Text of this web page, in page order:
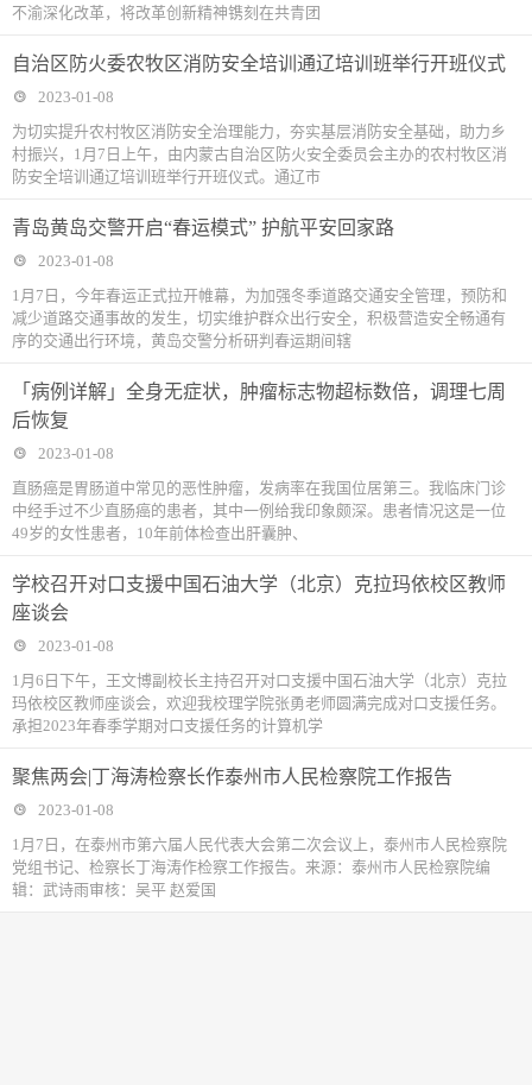
不渝深化改革，将改革创新精神镌刻在共青团
自治区防火委农牧区消防安全培训通辽培训班举行开班仪式
2023-01-08
为切实提升农村牧区消防安全治理能力，夯实基层消防安全基础，助力乡
村振兴，1月7日上午，由内蒙古自治区防火安全委员会主办的农村牧区消
防安全培训通辽培训班举行开班仪式。通辽市
青岛黄岛交警开启“春运模式” 护航平安回家路
2023-01-08
1月7日，今年春运正式拉开帷幕，为加强冬季道路交通安全管理，预防和
减少道路交通事故的发生，切实维护群众出行安全，积极营造安全畅通有
序的交通出行环境，黄岛交警分析研判春运期间辖
「病例详解」全身无症状，肿瘤标志物超标数倍，调理七周
后恢复
2023-01-08
直肠癌是胃肠道中常见的恶性肿瘤，发病率在我国位居第三。我临床门诊
中经手过不少直肠癌的患者，其中一例给我印象颇深。患者情况这是一位
49岁的女性患者，10年前体检查出肝囊肿、
学校召开对口支援中国石油大学（北京）克拉玛依校区教师
座谈会
2023-01-08
1月6日下午，王文博副校长主持召开对口支援中国石油大学（北京）克拉
玛依校区教师座谈会，欢迎我校理学院张勇老师圆满完成对口支援任务。
承担2023年春季学期对口支援任务的计算机学
聚焦两会|丁海涛检察长作泰州市人民检察院工作报告
2023-01-08
1月7日，在泰州市第六届人民代表大会第二次会议上，泰州市人民检察院
党组书记、检察长丁海涛作检察工作报告。来源：泰州市人民检察院编
辑：武诗雨审核：吴平 赵爱国